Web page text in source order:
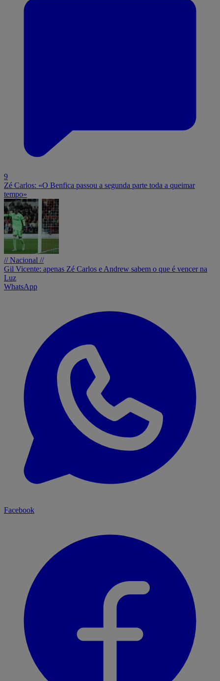
9
Zé Carlos: «O Benfica passou a segunda parte toda a queimar
tempo»
// Nacional //
Gil Vicente: apenas Zé Carlos e Andrew sabem o que é vencer na
Luz
WhatsApp
Facebook